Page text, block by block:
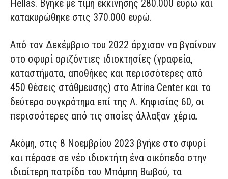
Hellas. Βγήκε με τιμή εκκίνησης 280.000 ευρώ και
κατακυρώθηκε στις 370.000 ευρώ.
Από τον Δεκέμβριο του 2022 άρχισαν να βγαίνουν
στο σφυρί οριζόντιες ιδιοκτησίες (γραφεία,
καταστήματα, αποθήκες και περισσότερες από
450 θέσεις στάθμευσης) στο Atrina Center και τo
δεύτερο συγκρότημα επί της Λ. Κηφισίας 60, οι
περισσότερες από τις οποίες άλλαξαν χέρια.
Ακόμη, στις 8 Νοεμβρίου 2023 βγήκε στο σφυρί
και πέρασε σε νέο ιδιοκτήτη ένα οικόπεδο στην
ιδιαίτερη πατρίδα του Μπάμπη Βωβού, τα